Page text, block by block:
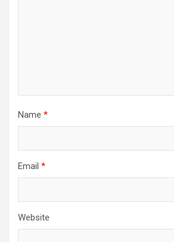
Name *
Email *
Website